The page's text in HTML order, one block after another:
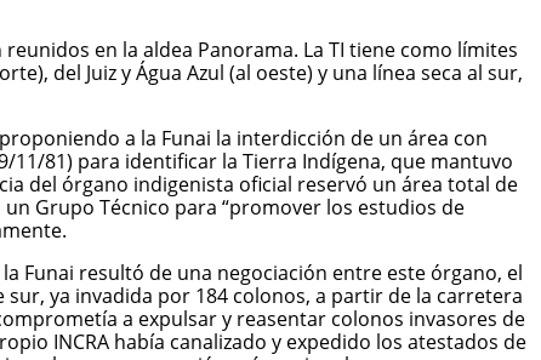
en la aldea Panorama. La TI tiene como límites
del Juiz y Água Azul (al oeste) y una línea seca al sur,
a la Funai la interdicción de un área con
11/81) para identificar la Tierra Indígena, que mantuvo
del órgano indigenista oficial reservó un área total de
Grupo Técnico para “promover los estudios de
Funai resultó de una negociación entre este órgano, el
ya invadida por 184 colonos, a partir de la carretera
a expulsar y reasentar colonos invasores de
INCRA había canalizado y expedido los atestados de